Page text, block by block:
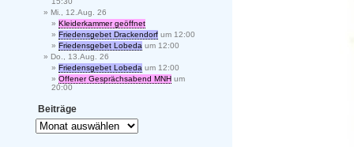
Mi., 12.Aug. 26
Kleiderkammer geöffnet
Friedensgebet Drackendorf um 12:00
Friedensgebet Lobeda um 12:00
Do., 13.Aug. 26
Friedensgebet Lobeda um 12:00
Offener Gesprächsabend MNH um
20:00
Beiträge